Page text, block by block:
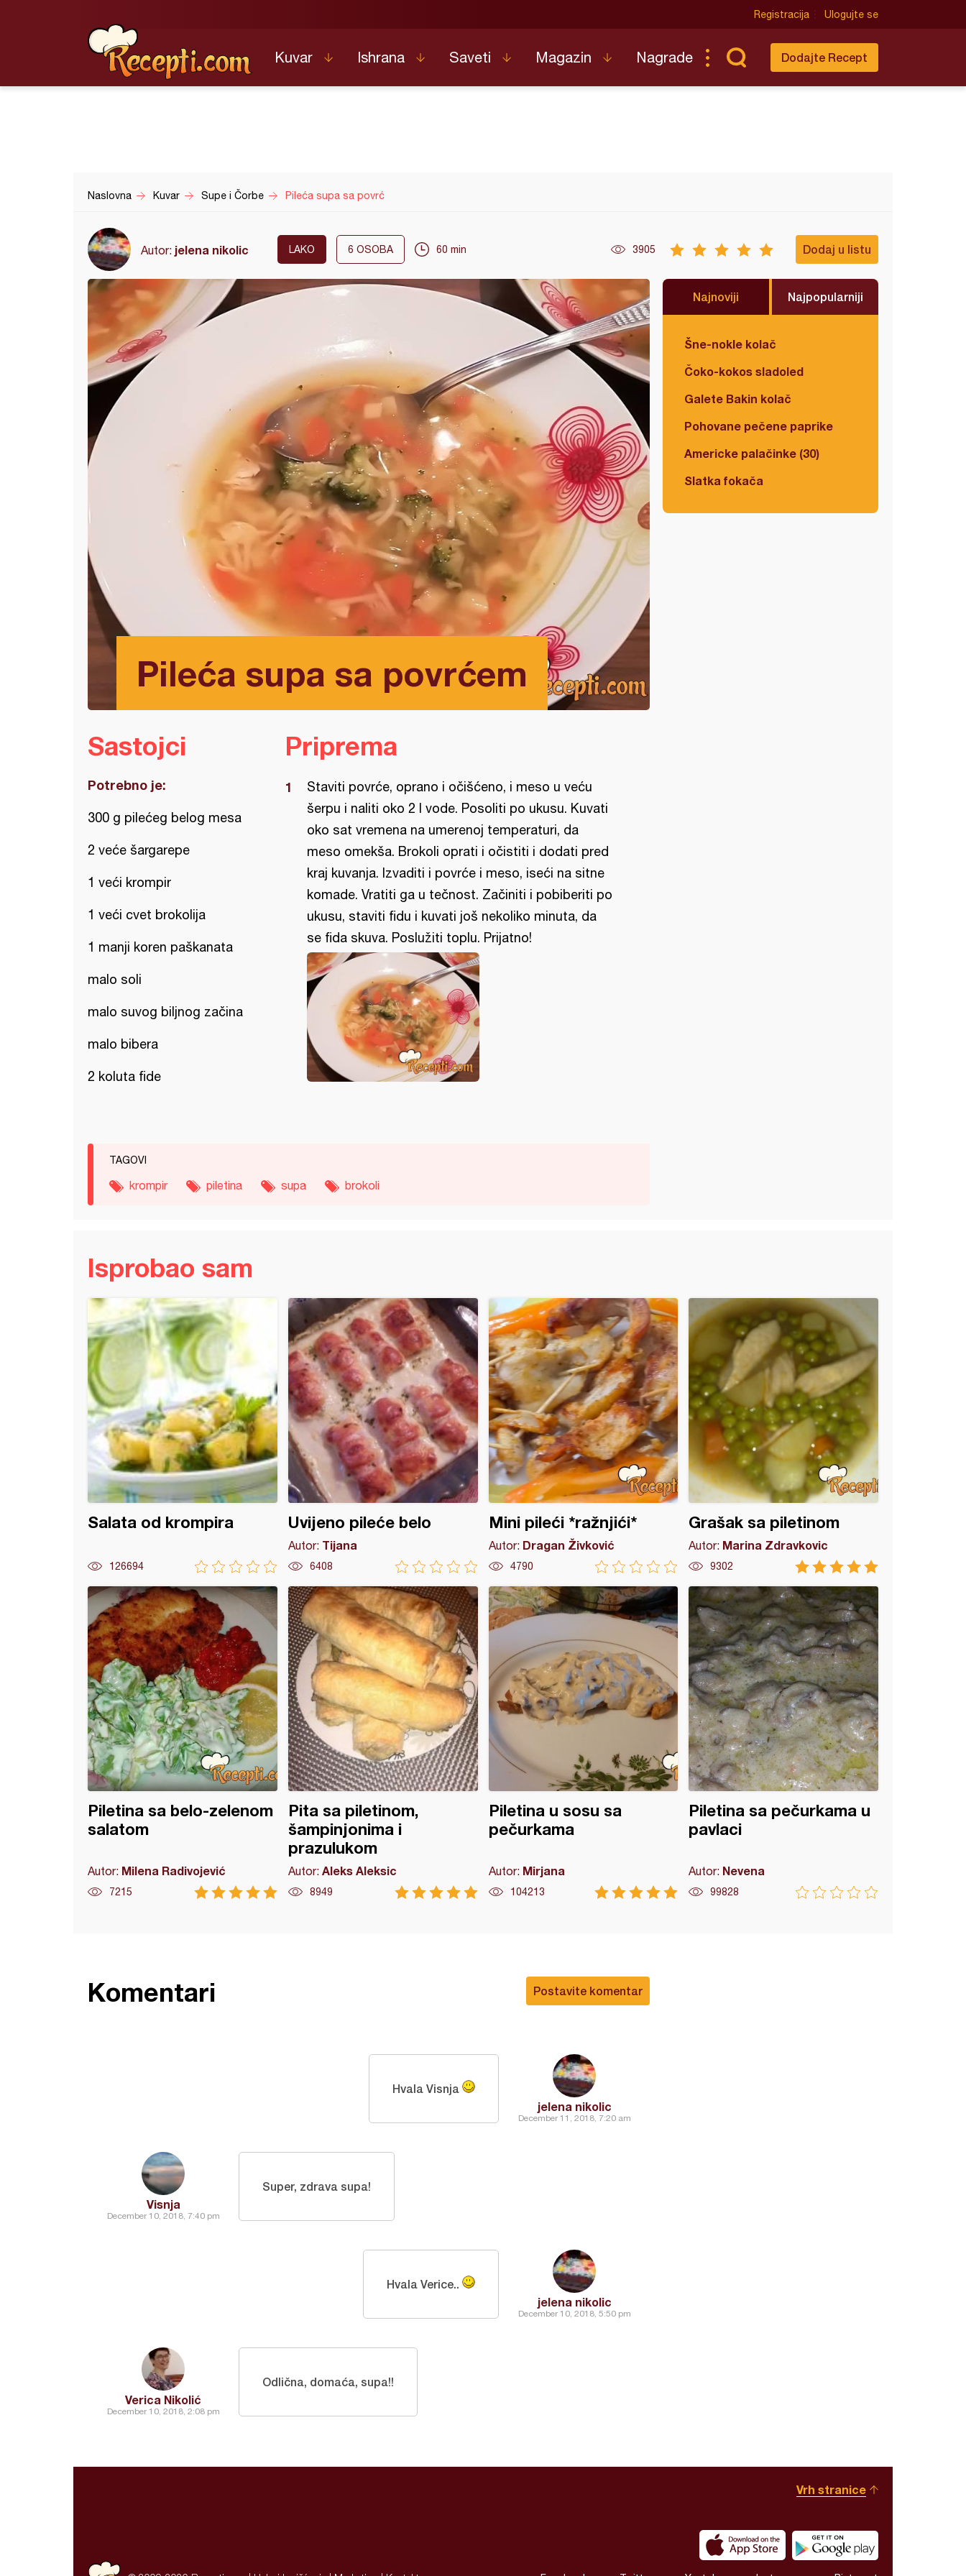
Registracija Ulogujte se
Kuvar Ishrana Saveti Magazin Nagrade Dodajte Recept
Naslovna Kuvar Supe i Čorbe Pileća supa sa povrć
Autor: jelena nikolic LAKO 6 OSOBA 60 min 3905 Dodaj u listu
Pileća supa sa povrćem
Najnoviji Najpopularniji
Šne-nokle kolač
Čoko-kokos sladoled
Galete Bakin kolač
Pohovane pečene paprike
Americke palačinke (30)
Slatka fokača
Sastojci
Potrebno je:
300 g pilećeg belog mesa
2 veće šargarepe
1 veći krompir
1 veći cvet brokolija
1 manji koren paškanata
malo soli
malo suvog biljnog začina
malo bibera
2 koluta fide
Priprema
Staviti povrće, oprano i očišćeno, i meso u veću
šerpu i naliti oko 2 l vode. Posoliti po ukusu. Kuvati
oko sat vremena na umerenoj temperaturi, da
meso omekša. Brokoli oprati i očistiti i dodati pred
kraj kuvanja. Izvaditi i povrće i meso, iseći na sitne
komade. Vratiti ga u tečnost. Začiniti i pobiberiti po
ukusu, staviti fidu i kuvati još nekoliko minuta, da
se fida skuva. Poslužiti toplu. Prijatno!
TAGOVI
krompir piletina supa brokoli
Isprobao sam
Salata od krompira
126694
Uvijeno pileće belo
Autor: Tijana
6408
Mini pileći *ražnjići*
Autor: Dragan Živković
4790
Grašak sa piletinom
Autor: Marina Zdravkovic
9302
Piletina sa belo-zelenom
salatom
Autor: Milena Radivojević
7215
Pita sa piletinom,
šampinjonima i
prazulukom
Autor: Aleks Aleksic
8949
Piletina u sosu sa
pečurkama
Autor: Mirjana
104213
Piletina sa pečurkama u
pavlaci
Autor: Nevena
99828
sa pečurkama u pavlaci
Postavite komentar
Komentari
jelena nikolic
December 11, 2018, 7:20 am
Hvala Visnja
Visnja
December 10, 2018, 7:40 pm
Super, zdrava supa!
jelena nikolic
December 10, 2018, 5:50 pm
Hvala Verice..
Verica Nikolić
December 10, 2018, 2:08 pm
Odlična, domaća, supa!!
Vrh stranice